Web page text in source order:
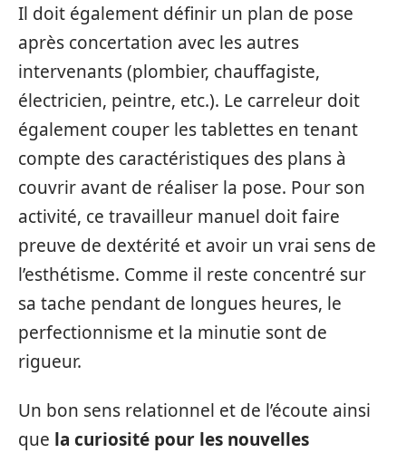
Il doit également définir un plan de pose
après concertation avec les autres
intervenants (plombier, chauffagiste,
électricien, peintre, etc.). Le carreleur doit
également couper les tablettes en tenant
compte des caractéristiques des plans à
couvrir avant de réaliser la pose. Pour son
activité, ce travailleur manuel doit faire
preuve de dextérité et avoir un vrai sens de
l’esthétisme. Comme il reste concentré sur
sa tache pendant de longues heures, le
perfectionnisme et la minutie sont de
rigueur.
Un bon sens relationnel et de l’écoute ainsi
que la curiosité pour les nouvelles